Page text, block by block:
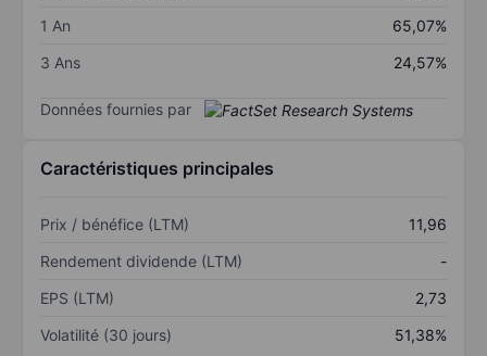
1 An
65,07%
3 Ans
24,57%
Données fournies par
Caractéristiques principales
Prix / bénéfice (LTM)
11,96
Rendement dividende (LTM)
-
EPS (LTM)
2,73
Volatilité (30 jours)
51,38%